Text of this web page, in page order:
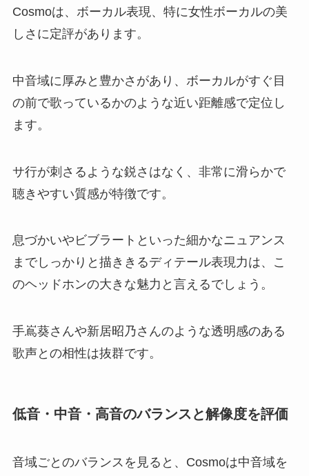
Cosmoは、ボーカル表現、特に女性ボーカルの美
しさに定評があります。
中音域に厚みと豊かさがあり、ボーカルがすぐ目
の前で歌っているかのような近い距離感で定位し
ます。
サ行が刺さるような鋭さはなく、非常に滑らかで
聴きやすい質感が特徴です。
息づかいやビブラートといった細かなニュアンス
までしっかりと描ききるディテール表現力は、こ
のヘッドホンの大きな魅力と言えるでしょう。
手嶌葵さんや新居昭乃さんのような透明感のある
歌声との相性は抜群です。
低音・中音・高音のバランスと解像度を評価
音域ごとのバランスを見ると、Cosmoは中音域を